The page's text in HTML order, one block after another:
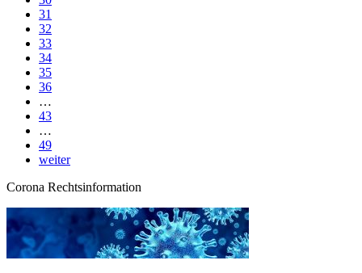
31
32
33
34
35
36
…
43
…
49
weiter
Corona Rechtsinformation